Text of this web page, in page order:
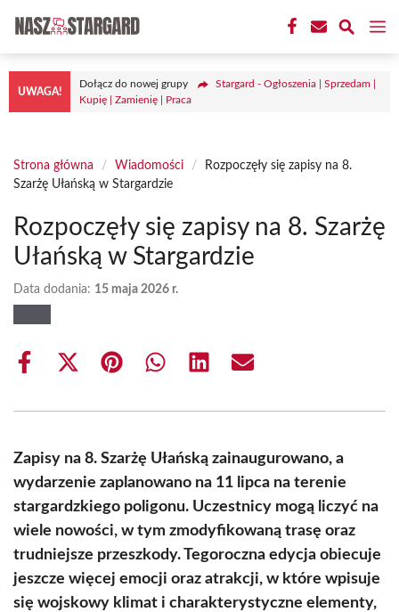
treści
UWAGA!
Dołącz do nowej grupy
Stargard - Ogłoszenia | Sprzedam |
Kupię | Zamienię | Praca
Strona główna / Wiadomości /
Rozpoczęły się zapisy na 8.
Szarżę Ułańską w Stargardzie
Rozpoczęły się zapisy na 8. Szarżę
Ułańską w Stargardzie
Data dodania: 15 maja 2026 r.
Share
Share
(Twitter)
Share Share Share Share
Zapisy na 8. Szarżę Ułańską zainaugurowano, a
wydarzenie zaplanowano na 11 lipca na terenie
stargardzkiego poligonu. Uczestnicy mogą liczyć na
wiele nowości, w tym zmodyfikowaną trasę oraz
trudniejsze przeszkody. Tegoroczna edycja obiecuje
jeszcze więcej emocji oraz atrakcji, w które wpisuje
się wojskowy klimat i charakterystyczne elementy,